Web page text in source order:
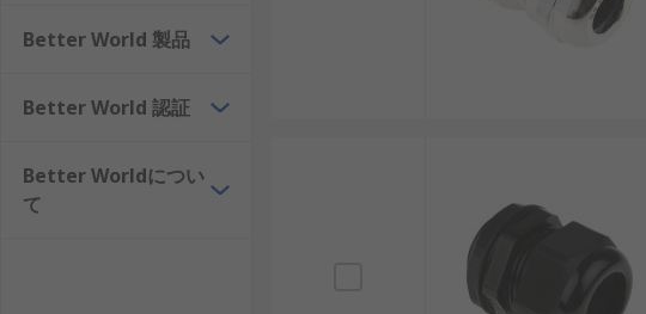
適切な施工が行われないと性能が低下することがあります。
材質：真鍮、亜鉛、ナイロン、アルミニウム、ポリアミドな
色：黒を基本に、白、灰色、青、赤など、用途や環境に合わ
最小径と最大径：導入するケーブルの太さに適合した範囲を確
耐候性と耐薬品性：屋外や化学プラントなど、日本の多様な
Better World 製品
Better World 認証
Better Worldについ
て